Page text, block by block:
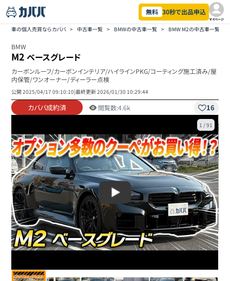
無料 30秒で出品申込
マイページ
車の個人売買ならカババ > 中古車一覧 > BMWの中古車一覧 > BMW M2の中古車一覧
BMW
M2 ベースグレード
カーボンルーフ/カーボンインテリア/ハイラインPKG/コーティング施工済み/屋
内保管/ワンオーナー/ディーラー点検
公開2025/04/17 09:10:10|最終更新2026/01/30 10:29:44
カババ成約済 閲覧数:4.6k 16
1 /91